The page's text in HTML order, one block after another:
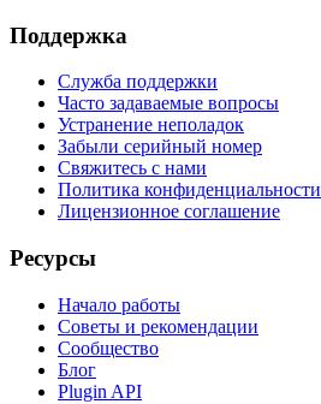
Поддержка
Служба поддержки
Часто задаваемые вопросы
Устранение неполадок
Забыли серийный номер
Свяжитесь с нами
Политика конфиденциальности
Лицензионное соглашение
Ресурсы
Начало работы
Советы и рекомендации
Сообщество
Блог
Plugin API